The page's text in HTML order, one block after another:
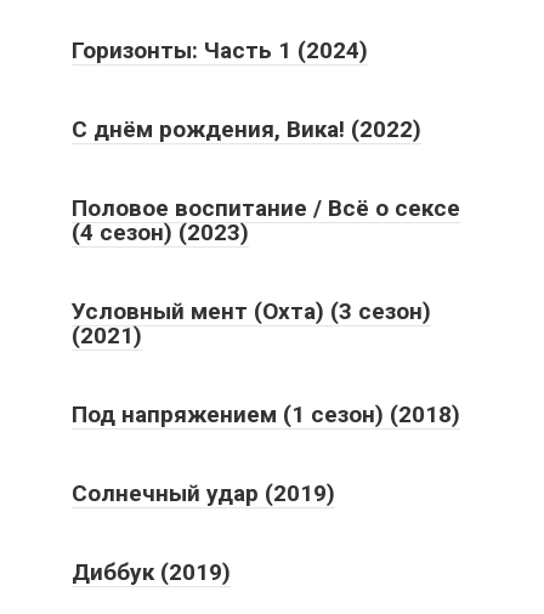
Горизонты: Часть 1 (2024)
С днём рождения, Вика! (2022)
Половое воспитание / Всё о сексе
(4 сезон) (2023)
Условный мент (Охта) (3 сезон)
(2021)
Под напряжением (1 сезон) (2018)
Солнечный удар (2019)
Диббук (2019)